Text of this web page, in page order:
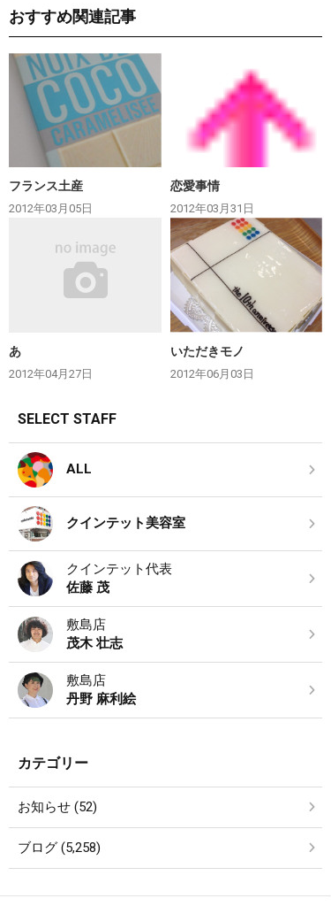
おすすめ関連記事
フランス土産
2012年03月05日
恋愛事情
2012年03月31日
あ
2012年04月27日
いただきモノ
2012年06月03日
SELECT STAFF
ALL
クインテット美容室
クインテット代表
佐藤 茂
敷島店
茂木 壮志
敷島店
丹野 麻利絵
カテゴリー
お知らせ (52)
ブログ (5,258)